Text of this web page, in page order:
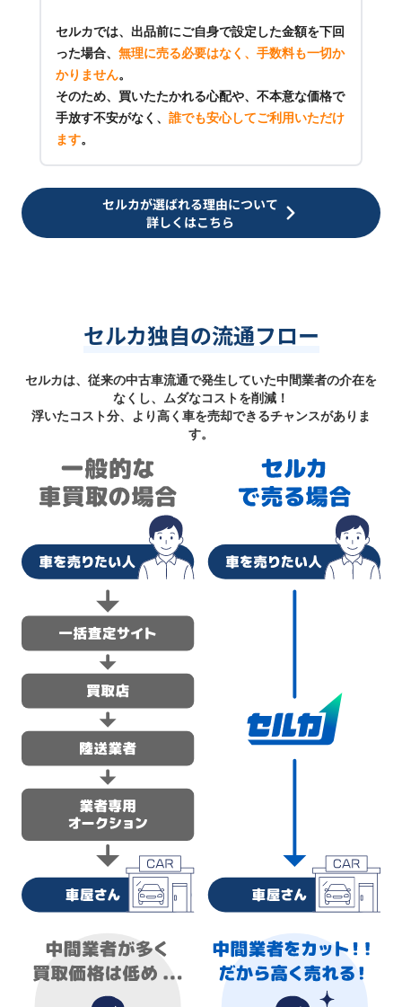
セルカでは、出品前にご自身で設定した金額を下回
った場合、 無理に売る必要はなく、手数料も一切か
かりません。
そのため、買いたたかれる心配や、不本意な価格で
手放す不安がなく、 誰でも安心してご利用いただけ
ます。
セルカが選ばれる理由について
詳しくはこちら
セルカ独自の流通フロー
セルカは、従来の中古車流通で発生していた中間業者の介在を
なくし、ムダなコストを削減！
浮いたコスト分、より高く車を売却できるチャンスがありま
す。